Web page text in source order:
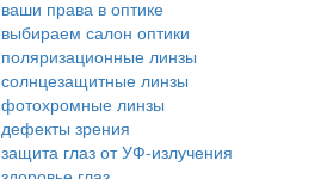
ваши права в оптике
выбираем салон оптики
поляризационные линзы
солнцезащитные линзы
фотохромные линзы
дефекты зрения
защита глаз от УФ-излучения